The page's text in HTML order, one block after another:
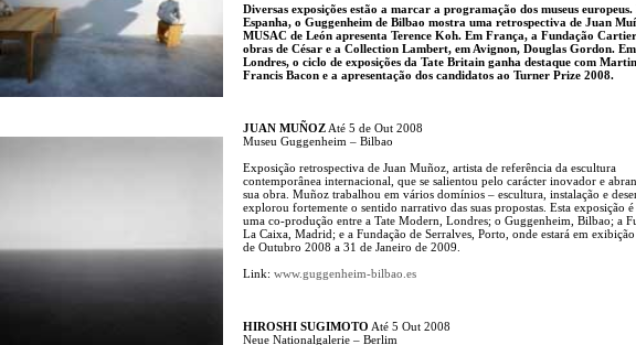
Diversas exposições estão a marcar a programação dos museus europeus.
Espanha, o Guggenheim de Bilbao mostra uma retrospectiva de Juan
MUSAC de León apresenta Terence Koh. Em França, a Fundação
obras de César e a Collection Lambert, em Avignon, Douglas Gordon. Em
Londres, o ciclo de exposições da Tate Britain ganha destaque com
Francis Bacon e a apresentação dos candidatos ao Turner Prize 2008.
JUAN MUÑOZ Até 5 de Out 2008
Museu Guggenheim – Bilbao
Exposição retrospectiva de Juan Muñoz, artista de referência da escultura
contemporânea internacional, que se salientou pelo carácter inovador e
sua obra. Muñoz trabalhou em vários domínios – escultura, instalação e
explorou fortemente o sentido narrativo das suas propostas. Esta exposição
uma co-produção entre a Tate Modern, Londres; o Guggenheim, Bilbao; a
La Caixa, Madrid; e a Fundação de Serralves, Porto, onde estará em exibição
de Outubro 2008 a 31 de Janeiro de 2009.
Link: www.guggenheim-bilbao.es
HIROSHI SUGIMOTO Até 5 Out 2008
Neue Nationalgalerie – Berlim